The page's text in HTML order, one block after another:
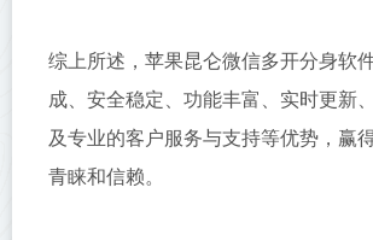
综上所述，苹果昆仑微信多开分身软
成、安全稳定、功能丰富、实时更新
及专业的客户服务与支持等优势，赢
青睐和信赖。